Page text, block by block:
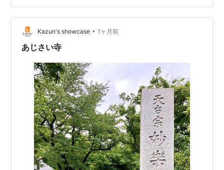
生きる。 境内の青紅葉に、横浜のうさぎ小屋ベランダに
いる仲間は元気に育っているよと伝えてお山を下りた。
横浜に帰ったら、お山は紫陽花がそれは綺麗だったよと
青紅葉に伝えよう。 帰宅して、…
Kazun's showcase • 1ヶ月前
あじさい寺